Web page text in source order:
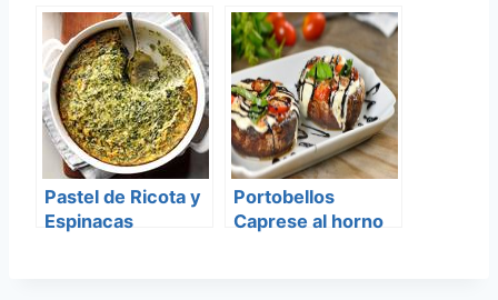
Pastel de Ricota y
Espinacas
Portobellos
Caprese al horno